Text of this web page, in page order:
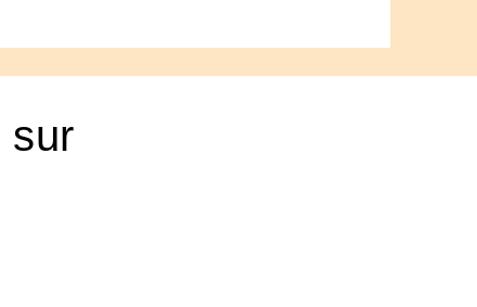
sur